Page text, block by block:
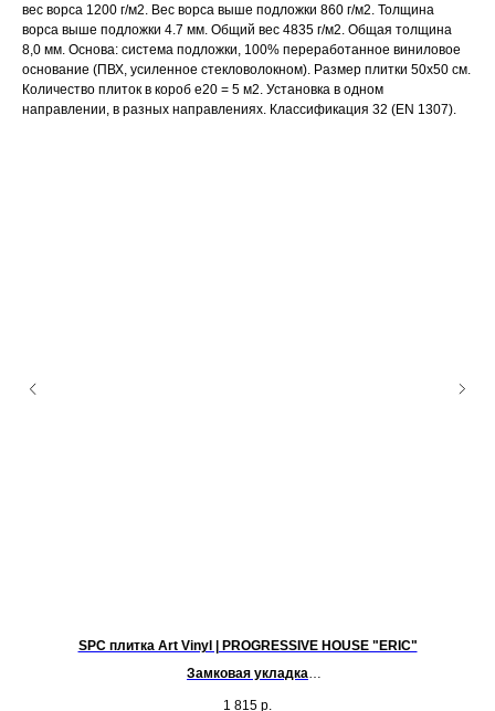
вес ворса 1200 г/м2. Вес ворса выше подложки 860 г/м2. Толщина
ворса выше подложки 4.7 мм. Общий вес 4835 г/м2. Общая толщина
8,0 мм. Основа: система подложки, 100% переработанное виниловое
основание (ПВХ, усиленное стекловолокном). Размер плитки 50x50 см.
Количество плиток в короб е20 = 5 м2. Установка в одном
направлении, в разных направлениях. Классификация 32 (EN 1307).
SPC плитка Art Vinyl | PROGRESSIVE HOUSE "ERIC"
Замковая укладка
1 815 р.